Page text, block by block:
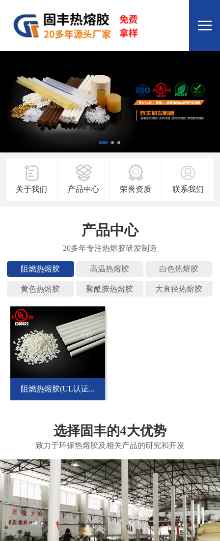
关于我们 产品中心 荣誉资质 联系我们
产品中心
阻燃热熔 高温热熔 白色热熔
黄色热熔 聚酰胺热 大直径热
阻燃热熔胶(UL认证...
选择固丰的4大优势
致力于环保热熔胶及相关产品的研究和开发